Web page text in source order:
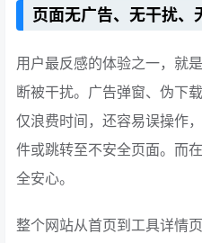
页面无广告、无干扰、
用户最反感的体验之一，就
断被干扰。广告弹窗、伪下
仅浪费时间，还容易误操作
件或跳转至不安全页面。而
全安心。
整个网站从首页到工具详情